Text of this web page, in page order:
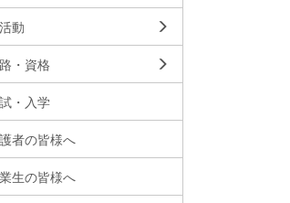
動
・資格
・入学
者の皆様へ
生の皆様へ